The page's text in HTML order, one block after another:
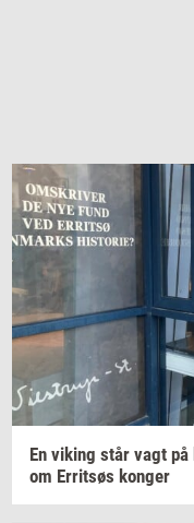
En viking står vagt på
om Er­ritsøs kon­ger